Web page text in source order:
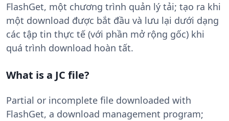
FlashGet, một chương trình quản lý tải; tạo ra khi
một download được bắt đầu và lưu lại dưới dạng
các tập tin thực tế (với phần mở rộng gốc) khi
quá trình download hoàn tất.
What is a JC file?
Partial or incomplete file downloaded with
FlashGet, a download management program;